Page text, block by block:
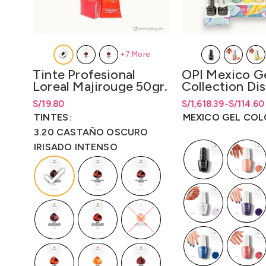
Tinte Profesional
Loreal Majirouge 50gr.
– LO3000M3
S/19.80
Rango de precios: desde
hastaS/19.80
TINTES
3.20 CASTAÑO OSCURO
IRISADO INTENSO
+7 More
OPI Mexico
Collection
Disp. x Unidad
x 14 Unidades
(Gc/Bcoat/
S/114.60
-
S/1,618.39
Rango de precios:
S/114.60 hasta S/
Rango de precios:
S/114.60hastaS/
MEXICO GEL